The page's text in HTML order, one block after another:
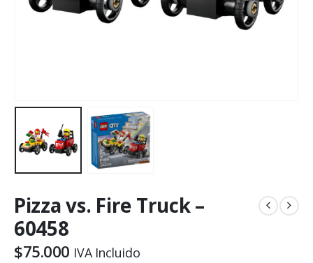
Pizza vs. Fire Truck –
60458
$75.000 IVA Incluido